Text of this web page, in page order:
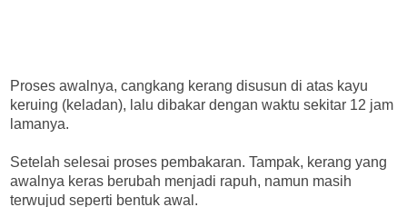
Proses awalnya, cangkang kerang disusun di atas kayu
keruing (keladan), lalu dibakar dengan waktu sekitar 12 jam
lamanya.
Setelah selesai proses pembakaran. Tampak, kerang yang
awalnya keras berubah menjadi rapuh, namun masih
terwujud seperti bentuk awal.